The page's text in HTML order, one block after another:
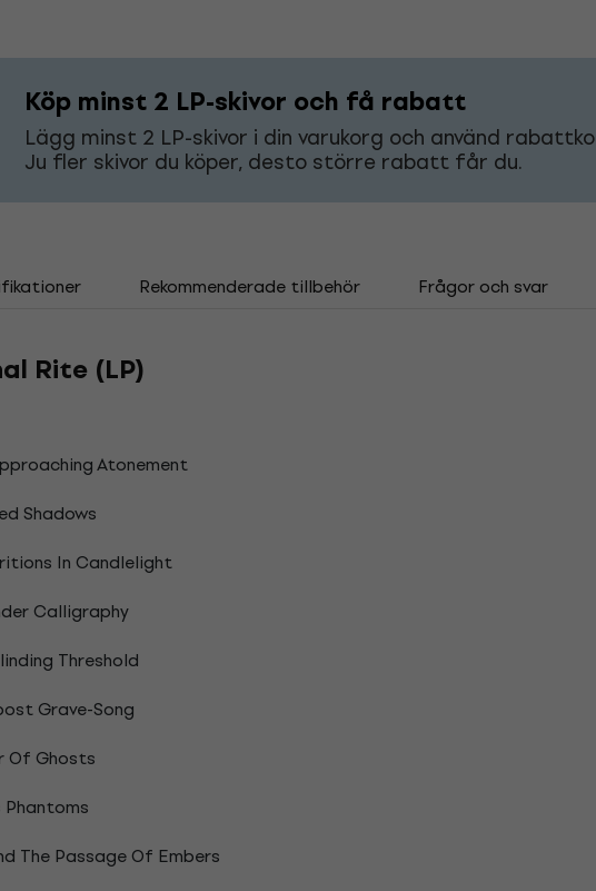
Köp minst 2 LP-skivor och få rabatt
Lägg minst 2 LP-skivor i din varukorg och använd
Ju fler skivor du köper, desto större rabatt får du.
Rekommenderade tillbehör Frågor och svar
Rite (LP)
Atonement
Shadows
In Candlelight
Calligraphy
Threshold
Grave-Song
Of Ghosts
Phantoms
The Passage Of Embers